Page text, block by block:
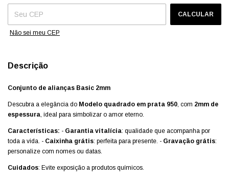
CALCULAR
Não sei meu CEP
Descrição
Conjunto de alianças Basic 2mm
Descubra a elegância do Modelo quadrado em prata 950, com 2mm de
espessura, ideal para simbolizar o amor eterno.
Características: - Garantia vitalícia: qualidade que acompanha por
toda a vida. - Caixinha grátis: perfeita para presente. - Gravação grátis:
personalize com nomes ou datas.
Cuidados: Evite exposição a produtos químicos.